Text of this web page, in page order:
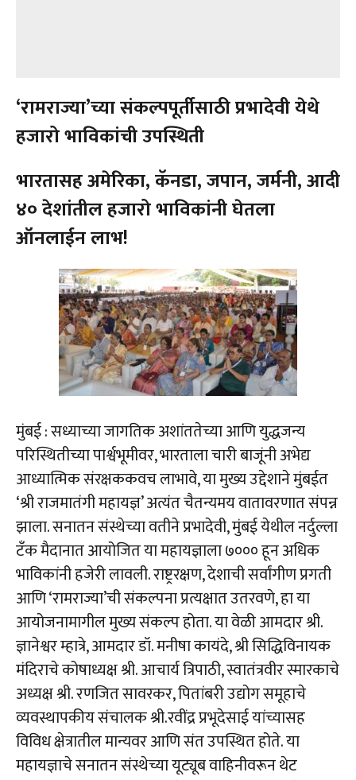
‘रामराज्या’च्या संकल्पपूर्तीसाठी प्रभादेवी येथे
हजारो भाविकांची उपस्थिती
भारतासह अमेरिका, कॅनडा, जपान, जर्मनी, आदी
४० देशांतील हजारो भाविकांनी घेतला
ऑनलाईन लाभ!
मुंबई : सध्याच्या जागतिक अशांततेच्या आणि युद्धजन्य
परिस्थितीच्या पार्श्वभूमीवर, भारताला चारी बाजूंनी अभेद्य
आध्यात्मिक संरक्षककवच लाभावे, या मुख्य उद्देशाने मुंबईत
‘श्री राजमातंगी महायज्ञ’ अत्यंत चैतन्यमय वातावरणात संपन्न
झाला. सनातन संस्थेच्या वतीने प्रभादेवी, मुंबई येथील नर्दुल्ला
टँक मैदानात आयोजित या महायज्ञाला ७००० हून अधिक
भाविकांनी हजेरी लावली. राष्ट्ररक्षण, देशाची सर्वांगीण प्रगती
आणि ‘रामराज्या’ची संकल्पना प्रत्यक्षात उतरवणे, हा या
आयोजनामागील मुख्य संकल्प होता. या वेळी आमदार श्री.
ज्ञानेश्वर म्हात्रे, आमदार डॉ. मनीषा कायंदे, श्री सिद्धिविनायक
मंदिराचे कोषाध्यक्ष श्री. आचार्य त्रिपाठी, स्वातंत्रवीर स्मारकाचे
अध्यक्ष श्री. रणजित सावरकर, पितांबरी उद्योग समूहाचे
व्यवस्थापकीय संचालक श्री.रवींद्र प्रभूदेसाई यांच्यासह
विविध क्षेत्रातील मान्यवर आणि संत उपस्थित होते. या
महायज्ञाचे सनातन संस्थेच्या यूट्यूब वाहिनीवरून थेट